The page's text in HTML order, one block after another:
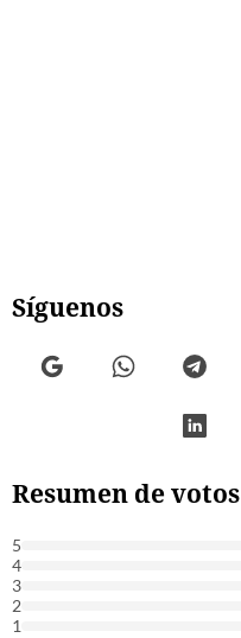
Síguenos
Resumen de votos
5
4
3
2
1